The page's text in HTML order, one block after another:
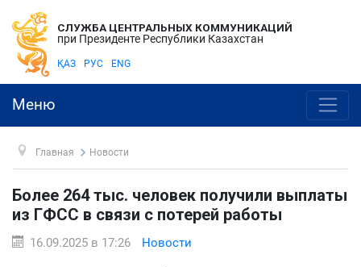
СЛУЖБА ЦЕНТРАЛЬНЫХ КОММУНИКАЦИЙ
при Президенте Республики Казахстан
ҚАЗ РУС ENG
Меню
Главная Новости
Более 264 тыс. человек получили выплаты
из ГФСС в связи с потерей работы
16.09.2025 в 17:26 Новости